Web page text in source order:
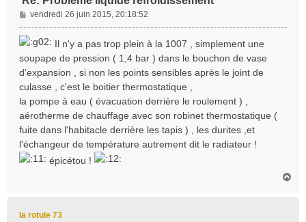
M
e
s
a
g
e
vendredi 26 juin 2015, 20:18:52
Il n'y a pas trop plein à la 1007 , simplement une
soupape de pression ( 1,4 bar ) dans le bouchon de vase
d'expansion , si non les points sensibles après le joint de
culasse , c'est le boitier thermostatique ,
la pompe à eau ( évacuation derrière le roulement ) ,
aérotherme de chauffage avec son robinet thermostatique (
fuite dans l'habitacle derrière les tapis ) , les durites ,et
l'échangeur de température autrement dit le radiateur !
épicétou !
la rotule 73